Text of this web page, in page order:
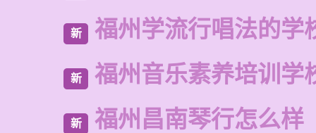
新 福州学流行唱法的学
新 福州音乐素养培训学
新 福州昌南琴行怎么样